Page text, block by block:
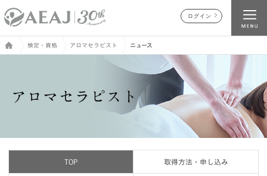
ログイン
検定・資格 アロマセラピスト ニュース
TOP 取得方法・申し込み